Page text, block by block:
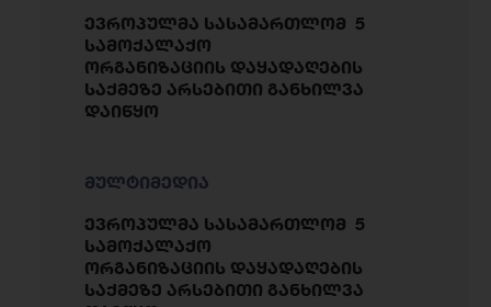
ევროპულმა სასამართლომ 5
სამოქალაქო
ორგანიზაციის დაყადაღების
საქმეზე არსებითი განხილვა
დაიწყო
მულტიმედია
ევროპულმა სასამართლომ 5
სამოქალაქო
ორგანიზაციის დაყადაღების
საქმეზე არსებითი განხილვა